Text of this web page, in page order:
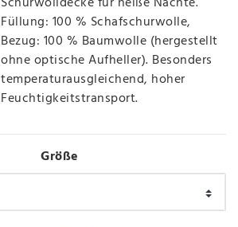
Füllung: 100 % Schafschurwolle,
Bezug: 100 % Baumwolle (hergestellt
ohne optische Aufheller). Besonders
temperaturausgleichend, hoher
Feuchtigkeitstransport.
Größe